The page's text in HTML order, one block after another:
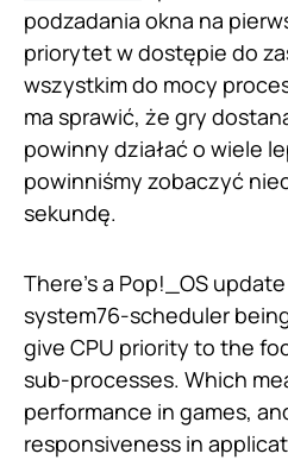
podzadania okna na
priorytet w dostępie do
wszystkim do mocy
ma sprawić, że gry
powinny działać o wiele
powinniśmy zobaczyć
sekundę.
There's a Pop!_OS
system76-scheduler
give CPU priority to the
sub-processes. Which
performance in games,
responsiveness in